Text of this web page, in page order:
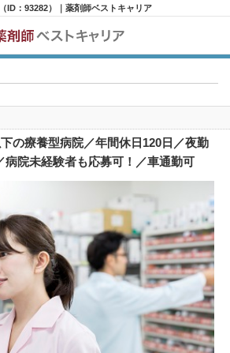
ID：93282）｜薬剤師ベストキャリア
下の療養型病院／年間休日120日／夜勤
病院未経験者も応募可！／車通勤可
紹介
し込む